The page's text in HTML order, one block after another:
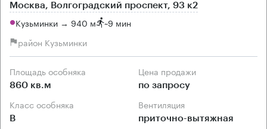
Москва, Волгоградский проспект, 93 к2
Кузьминки → 940 м ~9 мин
район Кузьминки
Площадь особняка
860 кв.м
Цена продажи
по запросу
Класс особняка
B
Вентиляция
приточно-вытяжная